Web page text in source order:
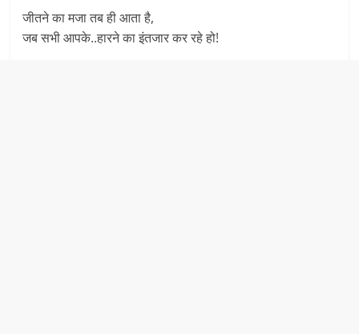
जीतने का मजा तब ही आता है,
जब सभी आपके..हारने का इंतजार कर रहे हो!